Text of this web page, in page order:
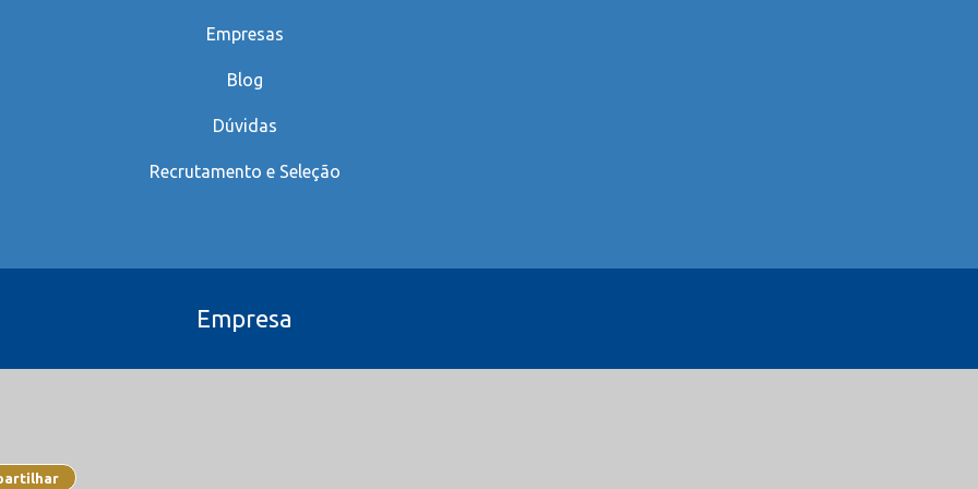
Empresas
Blog
Dúvidas
Recrutamento e Seleção
Empresa